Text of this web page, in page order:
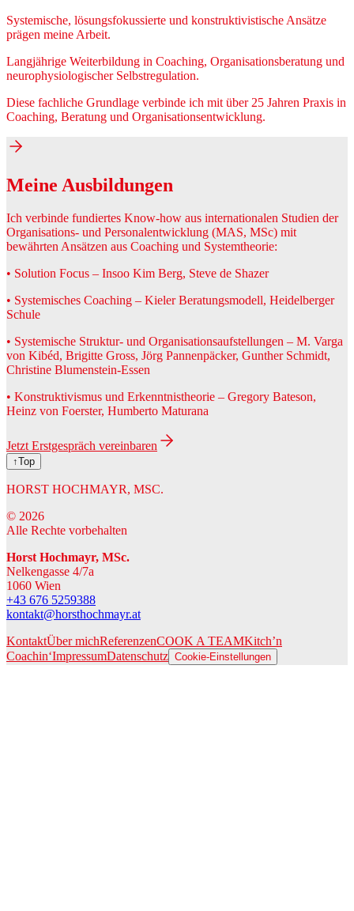
Systemische, lösungsfokussierte und konstruktivistische Ansätze
prägen meine Arbeit.
Langjährige Weiterbildung in Coaching, Organisationsberatung und
neurophysiologischer Selbstregulation.
Diese fachliche Grundlage verbinde ich mit über 25 Jahren Praxis in
Coaching, Beratung und Organisationsentwicklung.
Meine Ausbildungen
Ich verbinde fundiertes Know-how aus internationalen Studien der
Organisations- und Personalentwicklung (MAS, MSc) mit
bewährten Ansätzen aus Coaching und Systemtheorie:
• Solution Focus – Insoo Kim Berg, Steve de Shazer
• Systemisches Coaching – Kieler Beratungsmodell, Heidelberger
Schule
• Systemische Struktur- und Organisationsaufstellungen – M. Varga
von Kibéd, Brigitte Gross, Jörg Pannenpäcker, Gunther Schmidt,
Christine Blumenstein-Essen
• Konstruktivismus und Erkenntnistheorie – Gregory Bateson,
Heinz von Foerster, Humberto Maturana
Jetzt Erstgespräch vereinbaren
↑Top
HORST HOCHMAYR, MSC.
© 2026
Alle Rechte vorbehalten
Horst Hochmayr, MSc.
Nelkengasse 4/7a
1060 Wien
+43 676 5259388
kontakt@horsthochmayr.at
KontaktÜber michReferenzenCOOK A TEAMKitch’n
Coachin‘ImpressumDatenschutz Cookie-Einstellungen